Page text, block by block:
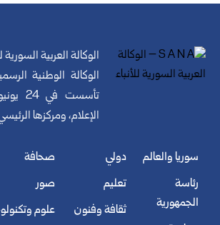
الوكالة العربية السورية
الوكالة الوطنية
الإعلام، ومركزها
سوريا والعالم
رئاسة
الجمهورية
دولي
تعليم
ثقافة وفنون
صحافة
صور
علوم